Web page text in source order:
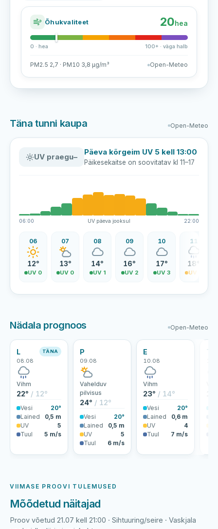
Õhukvaliteet 20hea
0 · hea 100+ · väga halb
PM2.5 2,7 · PM10 3,8 µg/m³ Open-Meteo
Täna tunni kaupa Open-Meteo
UV praegu–
Päeva kõrgeim UV 5 kell 13:00
Päikesekaitse on soovitatav kl 11–17
06:00 UV päeva jooksul 22:00
06
12°
UV 0
07
13°
UV 0
08
14°
UV 1
09
16°
UV 2
10
17°
UV 3
11
18°
UV 4
Nädala prognoos Open-Meteo
L
08.08
TÄNA
Vihm
22° / 12°
Vesi
20°
Lained
0,5 m
UV
5
Tuul
5 m/s
P
09.08
Vahelduv
pilvisus
24° / 12°
Vesi
20°
Lained
0,5 m
UV
5
Tuul
6 m/s
E
10.08
Vihm
23° / 14°
Vesi
20°
Lained
0,6 m
UV
4
Tuul
7 m/s
T
VIIMASE PROOVI TULEMUSED
Mõõdetud näitajad
Proov võetud 21.07 kell 21:00 · Sihtuuring/seire · Vaskjala